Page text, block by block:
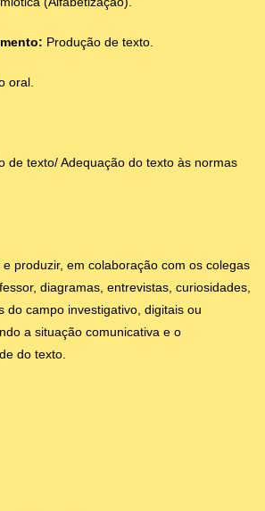
Produção de texto.
oral.
de texto/ Adequação do texto às normas
e produzir, em colaboração com os colegas
diagramas, entrevistas, curiosidades,
do campo investigativo, digitais ou
a situação comunicativa e o
do texto.